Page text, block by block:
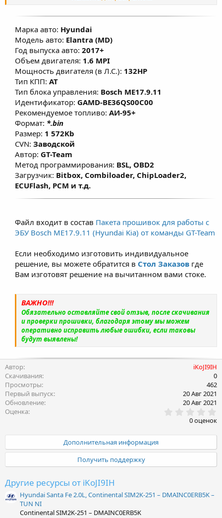
вентиляторов охлаждения ДВС, В
большинстве прошивок изменены обороты
ХХ в значения близкие к 720-750 об/мин, что
улучшает наполнения газовой смесью
камеры сгорания и уменьшает
температуру в зоне выпускных клапанов.
Данные решения не имеют сильного
мощностного прироста во избежание
увеличения расхода топлива (газа) у
владельцев.
Марка авто: Hyundai
Модель авто: Elantra (MD)
Год выпуска авто: 2017+
Объем двигателя: 1.6 MPI
Мощность двигателя (в Л.С.): 132HP
Тип КПП: AT
Тип блока управления: Bosch ME17.9.11
Идентификатор: GAMD-BE36QS00C00
Рекомендуемое топливо: АИ-95+
Формат: *.bin
Размер: 1 572Kb
CVN: Заводской
Автор: GT-Team
Метод программирования: BSL, OBD2
Загрузчик: Bitbox, Combiloader, ChipLoader2,
ECUFlash, PCM и т.д.
Файл входит в состав Пакета прошивок для работы с
ЭБУ Bosch ME17.9.11 (Hyundai Kia) от команды GT-Team
Если необходимо изготовить индивидуальное
решение, вы можете обратится в Стол Заказов где
Вам изготовят решение на вычитанном вами стоке.
ВАЖНО!!!
Обязательно оставляйте свой отзыв, после скачивания
и проверки прошивки, благодаря этому мы можем
оперативно исправить любые ошибки, если таковы
будут выявлены!
Автор
iKoJI9IH
Скачивания
0
Просмотры
462
Первый выпуск
20 Авг 2021
Обновление
20 Авг 2021
Оценка
.
0
0
в
ё
з
0 оценок
Дополнительная информация
Получить поддержку
Другие ресурсы от iKoJI9IH
Hyundai Santa Fe 2.0L, Continental SIM2K-251 – DMAINC0ERB5K –
TUN NI
Continental SIM2K-251 – DMAINC0ERB5K